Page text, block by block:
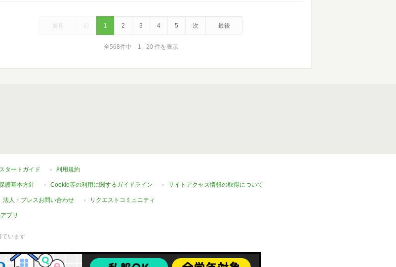
最初 前 1 2 3 4 5 次 最後
全568件中 1 - 20 件を表示
スタートガイド 利用規約
護基本方針 Cookie等の利用に関するガイドライン サイトアクセス情報の取得について
法人・プレスお問い合わせ リクエストコミュニティ
プリ
います